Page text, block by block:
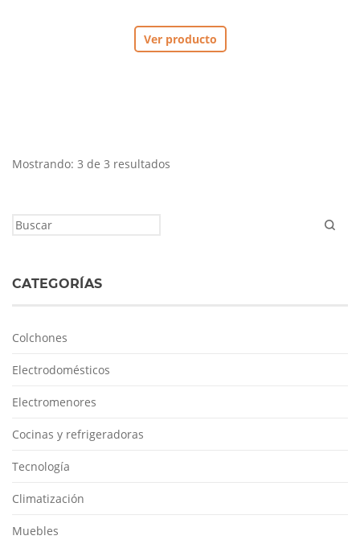
Ver producto
Mostrando: 3 de 3 resultados
CATEGORÍAS
Colchones
Electrodomésticos
Electromenores
Cocinas y refrigeradoras
Tecnología
Climatización
Muebles